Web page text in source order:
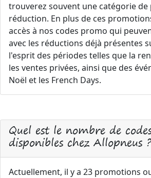
trouverez souvent une catégorie
réduction. En plus de ces
accès à nos codes promo qui
avec les réductions déjà présentes
l'esprit des périodes telles que la
les ventes privées, ainsi que des
Noël et les French Days.
Quel est le nombre de
disponibles chez Allopneus ?
Actuellement, il y a 23 promotions